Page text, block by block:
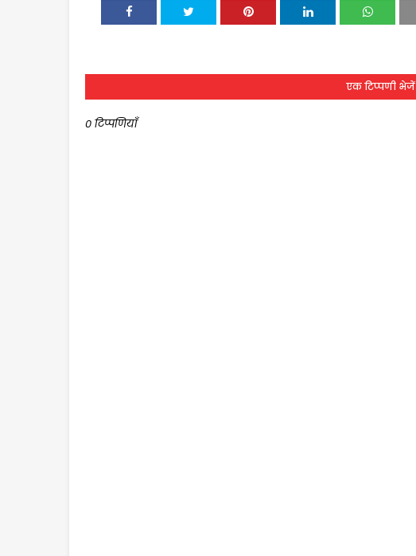
एक टिप्पणी भेजें
0 टिप्पणियाँ